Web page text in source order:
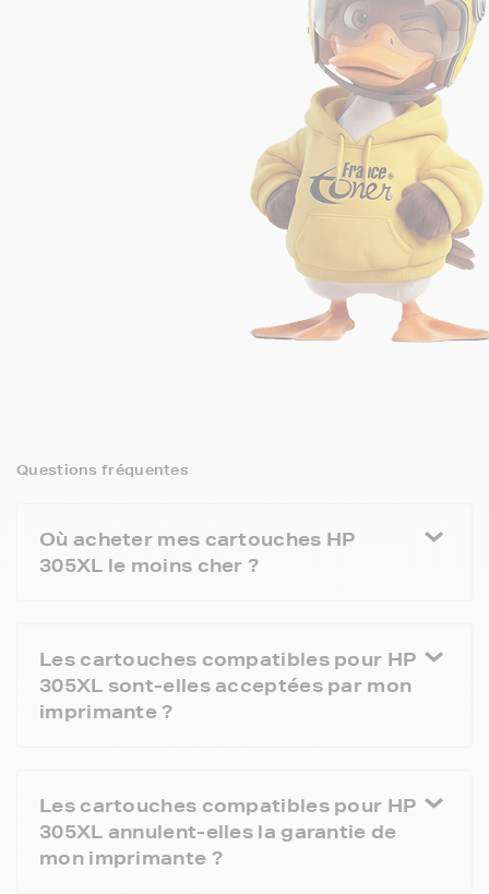
Questions fréquentes
Où acheter mes cartouches HP
305XL le moins cher ?
Les cartouches compatibles pour HP
305XL sont-elles acceptées par mon
imprimante ?
Les cartouches compatibles pour HP
305XL annulent-elles la garantie de
mon imprimante ?